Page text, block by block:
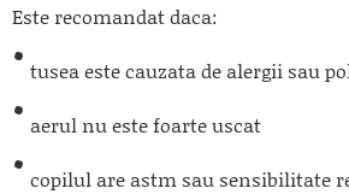
Este recomandat daca:
tusea este cauzata de alergii sau
aerul nu este foarte uscat
copilul are astm sau sensibilitate